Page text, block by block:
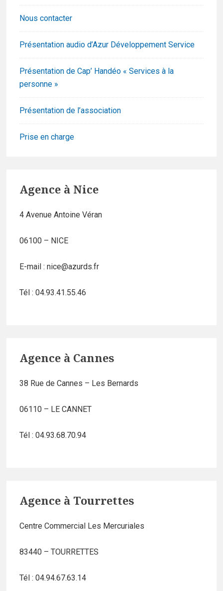
Nous contacter
Présentation audio d’Azur Développement Service
Présentation de Cap’ Handéo « Services à la
personne »
Présentation de l’association
Prise en charge
Agence à Nice
4 Avenue Antoine Véran
06100 – NICE
E-mail : nice@azurds.fr
Tél : 04.93.41.55.46
Agence à Cannes
38 Rue de Cannes – Les Bernards
06110 – LE CANNET
Tél : 04.93.68.70.94
Agence à Tourrettes
Centre Commercial Les Mercuriales
83440 – TOURRETTES
Tél : 04.94.67.63.14